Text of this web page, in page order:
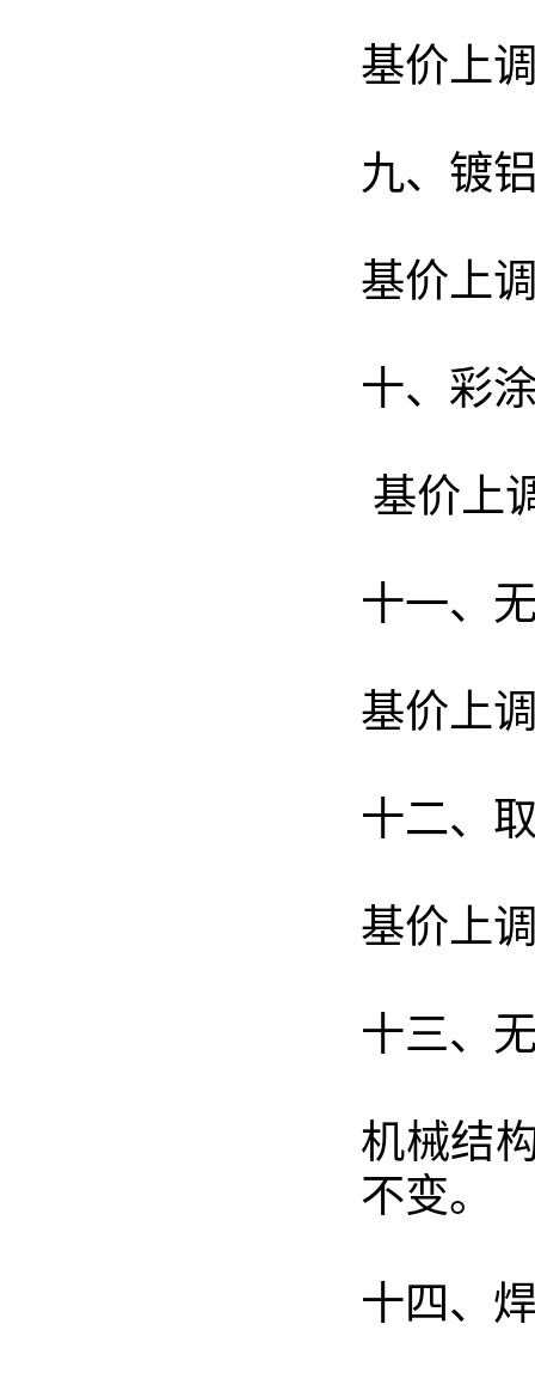
基价上
九、镀
基价上
十、彩
基价上
十一、
基价上
十二、
基价上
十三、
机械结
不变。
十四、